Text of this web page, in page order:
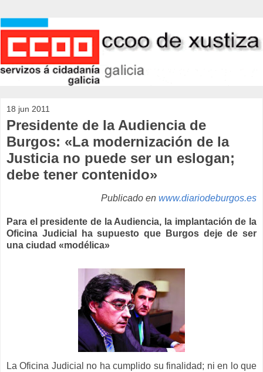
18 jun 2011
Presidente de la Audiencia de
Burgos: «La modernización de la
Justicia no puede ser un eslogan;
debe tener contenido»
Publicado en www.diariodeburgos.es
Para el presidente de la Audiencia, la implantación de la
Oficina Judicial ha supuesto que Burgos deje de ser
una ciudad «modélica»
La Oficina Judicial no ha cumplido su finalidad; ni en lo que